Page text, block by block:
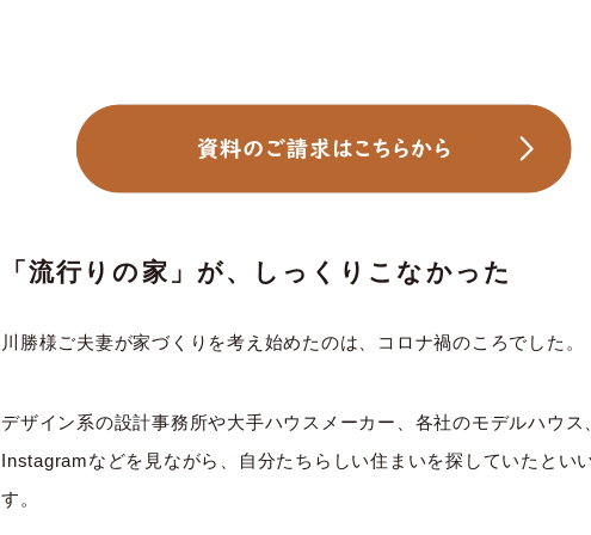
「流行りの家」が、しっくりこなかった
川勝様ご夫妻が家づくりを考え始めたのは、コロナ禍のころでした。
デザイン系の設計事務所や大手ハウスメーカー、各社のモデルハウス
Instagramなどを見ながら、自分たちらしい住まいを探していたとい
す。